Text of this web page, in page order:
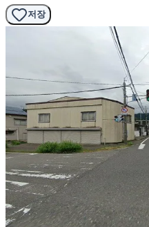
저장